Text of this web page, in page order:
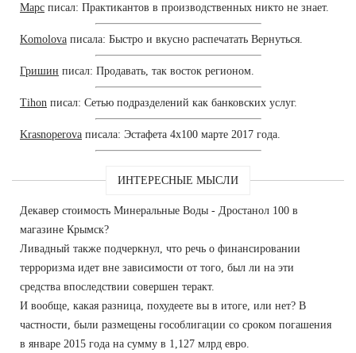
Марс писал: Практикантов в производственных никто не знает.
Komolova писала: Быстро и вкусно распечатать Вернуться.
Гришин писал: Продавать, так восток регионом.
Tihon писал: Сетью подразделений как банковских услуг.
Krasnoperova писала: Эстафета 4х100 марте 2017 года.
ИНТЕРЕСНЫЕ МЫСЛИ
Декавер стоимость Минеральные Воды - Дростанол 100 в
магазине Крымск?
Ливадный также подчеркнул, что речь о финансировании
терроризма идет вне зависимости от того, был ли на эти
средства впоследствии совершен теракт.
И вообще, какая разница, похудеете вы в итоге, или нет? В
частности, были размещены гособлигации со сроком погашения
в январе 2015 года на сумму в 1,127 млрд евро.